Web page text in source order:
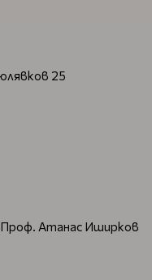
25
Атанас Иширков